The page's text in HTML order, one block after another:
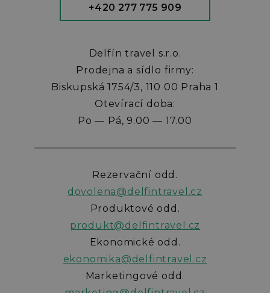
+420 277 775 909
Delfín travel s.r.o.
Prodejna a sídlo firmy:
Biskupská 1754/3, 110 00 Praha 1
Otevírací doba:
Po — Pá, 9.00 — 17.00
Rezervační odd.
dovolena@delfintravel.cz
Produktové odd.
produkt@delfintravel.cz
Ekonomické odd.
ekonomika@delfintravel.cz
Marketingové odd.